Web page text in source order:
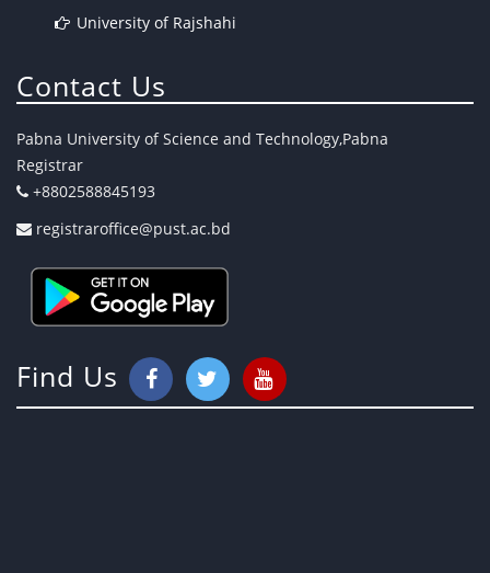
University of Rajshahi
Contact Us
Pabna University of Science and Technology,Pabna
Registrar
+8802588845193
registraroffice@pust.ac.bd
Find Us